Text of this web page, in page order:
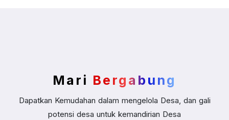
Mari Bergabung
Dapatkan Kemudahan dalam mengelola Desa, dan gali
potensi desa untuk kemandirian Desa